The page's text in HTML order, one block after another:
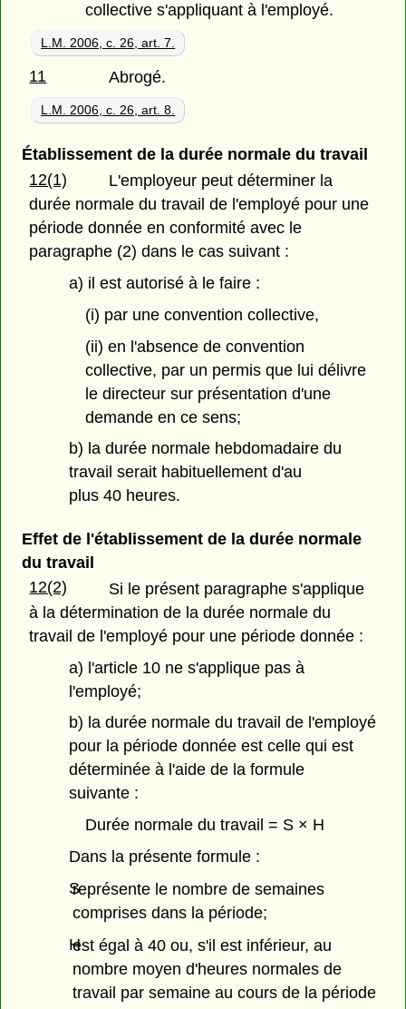
collective s'appliquant à l'employé.
L.M. 2006, c. 26, art. 7.
11 Abrogé.
L.M. 2006, c. 26, art. 8.
Établissement de la durée normale du travail
12(1)
L'employeur peut déterminer la
durée normale du travail de l'employé pour une
période donnée en conformité avec le
paragraphe (2) dans le cas suivant :
a) il est autorisé à le faire :
(i) par une convention collective,
(ii) en l'absence de convention
collective, par un permis que lui délivre
le directeur sur présentation d'une
demande en ce sens;
b) la durée normale hebdomadaire du
travail serait habituellement d'au
plus 40 heures.
Effet de l'établissement de la durée normale
du travail
12(2)
Si le présent paragraphe s'applique
à la détermination de la durée normale du
travail de l'employé pour une période donnée :
a) l'article 10 ne s'applique pas à
l'employé;
b) la durée normale du travail de l'employé
pour la période donnée est celle qui est
déterminée à l'aide de la formule
suivante :
Durée normale du travail = S × H
Dans la présente formule :
S
représente le nombre de semaines
comprises dans la période;
H
est égal à 40 ou, s'il est inférieur, au
nombre moyen d'heures normales de
travail par semaine au cours de la période